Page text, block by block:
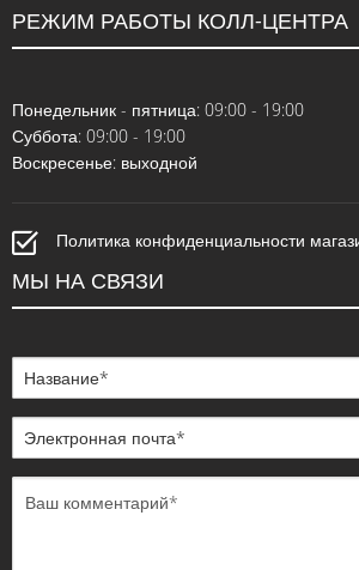
РЕЖИМ РАБОТЫ КОЛЛ-ЦЕНТРА
Понедельник - пятница: 09:00 - 19:00
Суббота: 09:00 - 19:00
Воскресенье: выходной
Политика конфиденциальности
МЫ НА СВЯЗИ